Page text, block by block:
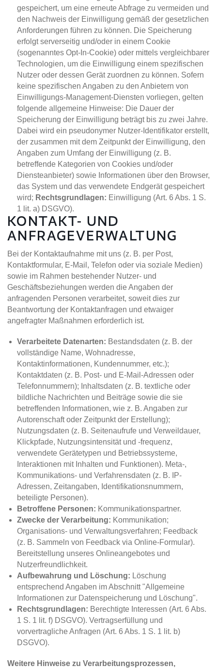
gespeichert, um eine erneute Abfrage zu vermeiden und
den Nachweis der Einwilligung gemäß der gesetzlichen
Anforderungen führen zu können. Die Speicherung
erfolgt serverseitig und/oder in einem Cookie
(sogenanntes Opt-In-Cookie) oder mittels vergleichbarer
Technologien, um die Einwilligung einem spezifischen
Nutzer oder dessen Gerät zuordnen zu können. Sofern
keine spezifischen Angaben zu den Anbietern von
Einwilligungs-Management-Diensten vorliegen, gelten
folgende allgemeine Hinweise: Die Dauer der
Speicherung der Einwilligung beträgt bis zu zwei Jahre.
Dabei wird ein pseudonymer Nutzer-Identifikator erstellt,
der zusammen mit dem Zeitpunkt der Einwilligung, den
Angaben zum Umfang der Einwilligung (z. B.
betreffende Kategorien von Cookies und/oder
Diensteanbieter) sowie Informationen über den Browser,
das System und das verwendete Endgerät gespeichert
wird; Rechtsgrundlagen: Einwilligung (Art. 6 Abs. 1 S.
1 lit. a) DSGVO).
KONTAKT- UND
ANFRAGEVERWALTUNG
Bei der Kontaktaufnahme mit uns (z. B. per Post,
Kontaktformular, E-Mail, Telefon oder via soziale Medien)
sowie im Rahmen bestehender Nutzer- und
Geschäftsbeziehungen werden die Angaben der
anfragenden Personen verarbeitet, soweit dies zur
Beantwortung der Kontaktanfragen und etwaiger
angefragter Maßnahmen erforderlich ist.
Verarbeitete Datenarten: Bestandsdaten (z. B. der
vollständige Name, Wohnadresse,
Kontaktinformationen, Kundennummer, etc.);
Kontaktdaten (z. B. Post- und E-Mail-Adressen oder
Telefonnummern); Inhaltsdaten (z. B. textliche oder
bildliche Nachrichten und Beiträge sowie die sie
betreffenden Informationen, wie z. B. Angaben zur
Autorenschaft oder Zeitpunkt der Erstellung);
Nutzungsdaten (z. B. Seitenaufrufe und Verweildauer,
Klickpfade, Nutzungsintensität und -frequenz,
verwendete Gerätetypen und Betriebssysteme,
Interaktionen mit Inhalten und Funktionen). Meta-,
Kommunikations- und Verfahrensdaten (z. B. IP-
Adressen, Zeitangaben, Identifikationsnummern,
beteiligte Personen).
Betroffene Personen: Kommunikationspartner.
Zwecke der Verarbeitung: Kommunikation;
Organisations- und Verwaltungsverfahren; Feedback
(z. B. Sammeln von Feedback via Online-Formular).
Bereitstellung unseres Onlineangebotes und
Nutzerfreundlichkeit.
Aufbewahrung und Löschung: Löschung
entsprechend Angaben im Abschnitt "Allgemeine
Informationen zur Datenspeicherung und Löschung".
Rechtsgrundlagen: Berechtigte Interessen (Art. 6 Abs.
1 S. 1 lit. f) DSGVO). Vertragserfüllung und
vorvertragliche Anfragen (Art. 6 Abs. 1 S. 1 lit. b)
DSGVO).
Weitere Hinweise zu Verarbeitungsprozessen,